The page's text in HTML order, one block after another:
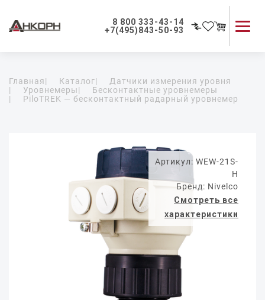
8 800 333-43-14
+7(495)843-50-93
Применение приборов
Как мы работаем
Главная| Каталог|
Датчики измерения уровня
|
Уровнемеры|
Бесконтактные уровнемеры
|
PiloTREK — бесконтактный радарный уровнемер
Артикул: WEW-21S-
H
Бренд: Nivelco
Смотреть все
характеристики